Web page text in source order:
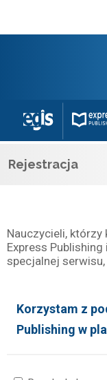
Rejestracja
Nauczycieli,
Express
specjalnej
Korzystam z
Publishing w